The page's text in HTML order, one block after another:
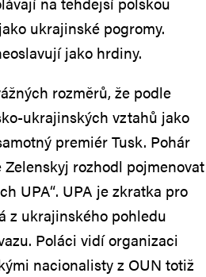
ukrajinské pogromy.
jako hrdiny.
rozměrů, že podle
ukrajinských vztahů jako
premiér Tusk. Pohár
rozhodl pojmenovat
UPA“. UPA je zkratka pro
z ukrajinského pohledu
Poláci vidí organizaci
nacionalisty z OUN totiž